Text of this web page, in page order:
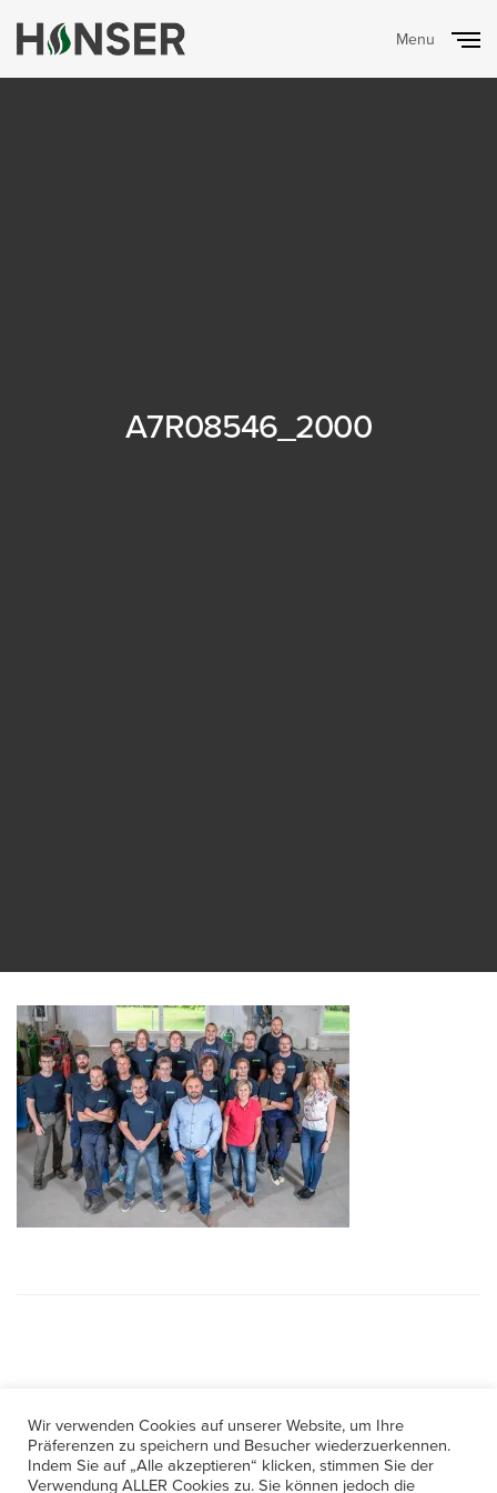
Menu
A7R08546_2000
Kontakt
Wir verwenden Cookies auf unserer Website, um Ihre
Präferenzen zu speichern und Besucher wiederzuerkennen.
Indem Sie auf „Alle akzeptieren“ klicken, stimmen Sie der
Verwendung ALLER Cookies zu. Sie können jedoch die